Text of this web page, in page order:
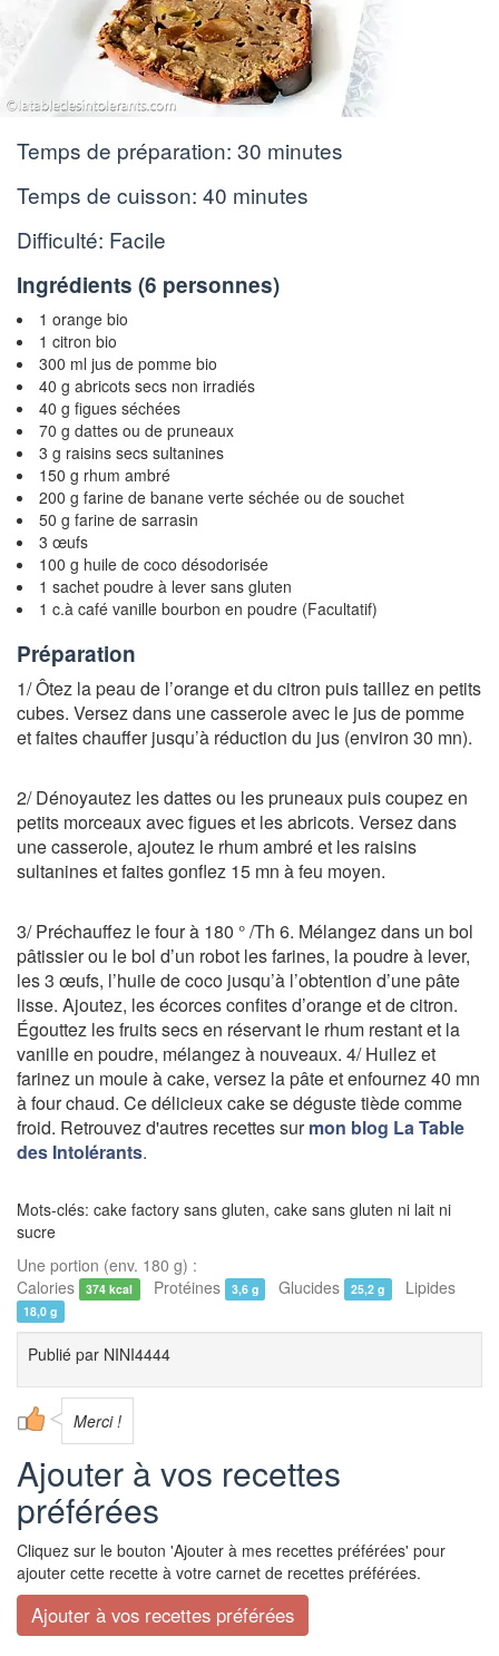
Temps de préparation: 30 minutes
Temps de cuisson: 40 minutes
Difficulté: Facile
Ingrédients (6 personnes)
1 orange bio
1 citron bio
300 ml jus de pomme bio
40 g abricots secs non irradiés
40 g figues séchées
70 g dattes ou de pruneaux
3 g raisins secs sultanines
150 g rhum ambré
200 g farine de banane verte séchée ou de souchet
50 g farine de sarrasin
3 œufs
100 g huile de coco désodorisée
1 sachet poudre à lever sans gluten
1 c.à café vanille bourbon en poudre (Facultatif)
Préparation
1/ Ôtez la peau de l’orange et du citron puis taillez en petits
cubes. Versez dans une casserole avec le jus de pomme
et faites chauffer jusqu’à réduction du jus (environ 30 mn).
2/ Dénoyautez les dattes ou les pruneaux puis coupez en
petits morceaux avec figues et les abricots. Versez dans
une casserole, ajoutez le rhum ambré et les raisins
sultanines et faites gonflez 15 mn à feu moyen.
3/ Préchauffez le four à 180 ° /Th 6. Mélangez dans un bol
pâtissier ou le bol d’un robot les farines, la poudre à lever,
les 3 œufs, l’huile de coco jusqu’à l’obtention d’une pâte
lisse. Ajoutez, les écorces confites d’orange et de citron.
Égouttez les fruits secs en réservant le rhum restant et la
vanille en poudre, mélangez à nouveaux. 4/ Huilez et
farinez un moule à cake, versez la pâte et enfournez 40 mn
à four chaud. Ce délicieux cake se déguste tiède comme
froid. Retrouvez d'autres recettes surmon blog La Table
des Intolérants.
Mots-clés: cake factory sans gluten, cake sans gluten ni lait ni
sucre
Une portion (env. 180 g) :
Calories
374 kcal Protéines 3,6 g Glucides 25,2 g Lipides
18,0 g
Publié par NINI4444
Merci !
Ajouter à vos recettes
préférées
Cliquez sur le bouton 'Ajouter à mes recettes préférées' pour
ajouter cette recette à votre carnet de recettes préférées.